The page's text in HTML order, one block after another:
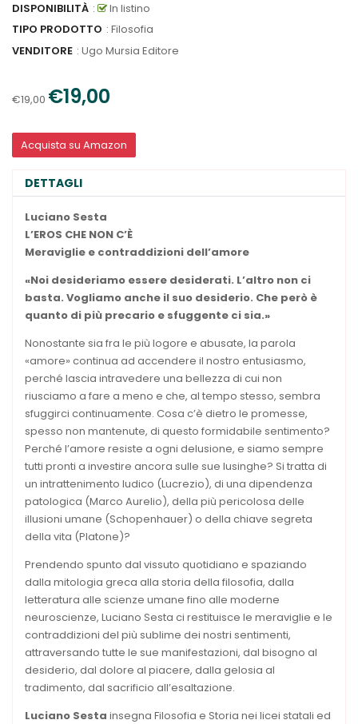
DISPONIBILITÀ :
In listino
TIPO PRODOTTO : Filosofia
VENDITORE : Ugo Mursia Editore
€19,00 €19,00
Acquista su Amazon
DETTAGLI
Luciano Sesta
L’EROS CHE NON C’È
Meraviglie e contraddizioni dell’amore
«Noi desideriamo essere desiderati. L’altro non ci
basta. Vogliamo anche il suo desiderio. Che però è
quanto di più precario e sfuggente ci sia.»
Nonostante sia fra le più logore e abusate, la parola
«amore» continua ad accendere il nostro entusiasmo,
perché lascia intravedere una bellezza di cui non
riusciamo a fare a meno e che, al tempo stesso, sembra
sfuggirci continuamente. Cosa c’è dietro le promesse,
spesso non mantenute, di questo formidabile sentimento?
Perché l’amore resiste a ogni delusione, e siamo sempre
tutti pronti a investire ancora sulle sue lusinghe? Si tratta di
un intrattenimento ludico (Lucrezio), di una dipendenza
patologica (Marco Aurelio), della più pericolosa delle
illusioni umane (Schopenhauer) o della chiave segreta
della vita (Platone)?
Prendendo spunto dal vissuto quotidiano e spaziando
dalla mitologia greca alla storia della filosofia, dalla
letteratura alle scienze umane fino alle moderne
neuroscienze, Luciano Sesta ci restituisce le meraviglie e le
contraddizioni del più sublime dei nostri sentimenti,
attraversando tutte le sue manifestazioni, dal bisogno al
desiderio, dal dolore al piacere, dalla gelosia al
tradimento, dal sacrificio all’esaltazione.
Luciano Sesta insegna Filosofia e Storia nei licei statali ed